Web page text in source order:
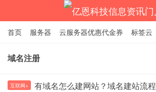
亿恩科技信息资讯门户
首页 服务器 云服务器优惠代金券 标签云
域名注册
互联网+ 有域名怎么建网站？域名建站流程